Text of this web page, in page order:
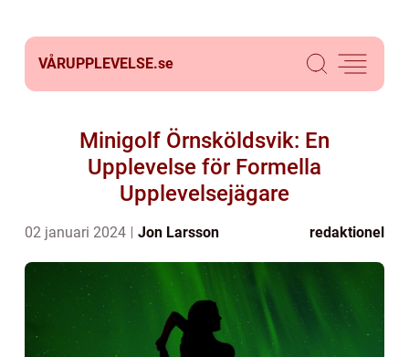
VÅRUPPLEVELSE.se
Minigolf Örnsköldsvik: En
Upplevelse för Formella
Upplevelsejägare
02 januari 2024 Jon Larsson redaktionel